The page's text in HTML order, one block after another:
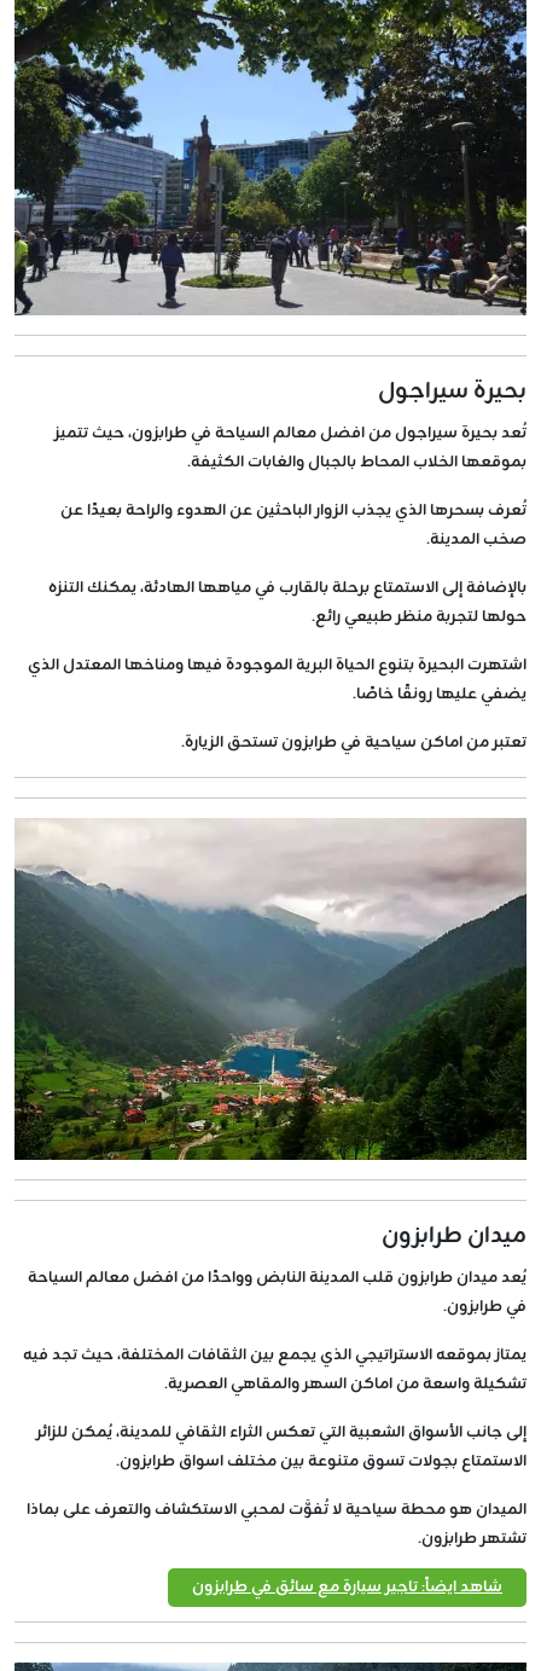
بحيرة سيراجول
تُعد بحيرة سيراجول من افضل معالم السياحة في طرابزون، حيث تتميز
بموقعها الخلاب المحاط بالجبال والغابات الكثيفة.
تُعرف بسحرها الذي يجذب الزوار الباحثين عن الهدوء والراحة بعيدًا عن
صخب المدينة.
بالإضافة إلى الاستمتاع برحلة بالقارب في مياهها الهادئة، يمكنك التنزه
حولها لتجربة منظر طبيعي رائع.
اشتهرت البحيرة بتنوع الحياة البرية الموجودة فيها ومناخها المعتدل الذي
يضفي عليها رونقًا خاصًا.
تعتبر من اماكن سياحية في طرابزون تستحق الزيارة.
ميدان طرابزون
يُعد ميدان طرابزون قلب المدينة النابض وواحدًا من افضل معالم السياحة
في طرابزون.
يمتاز بموقعه الاستراتيجي الذي يجمع بين الثقافات المختلفة، حيث تجد فيه
تشكيلة واسعة من اماكن السهر والمقاهي العصرية.
إلى جانب الأسواق الشعبية التي تعكس الثراء الثقافي للمدينة، يُمكن للزائر
الاستمتاع بجولات تسوق متنوعة بين مختلف اسواق طرابزون.
الميدان هو محطة سياحية لا تُفوَّت لمحبي الاستكشاف والتعرف على بماذا
تشتهر طرابزون.
شاهد ايضاً: تاجير سيارة مع سائق في طرابزون